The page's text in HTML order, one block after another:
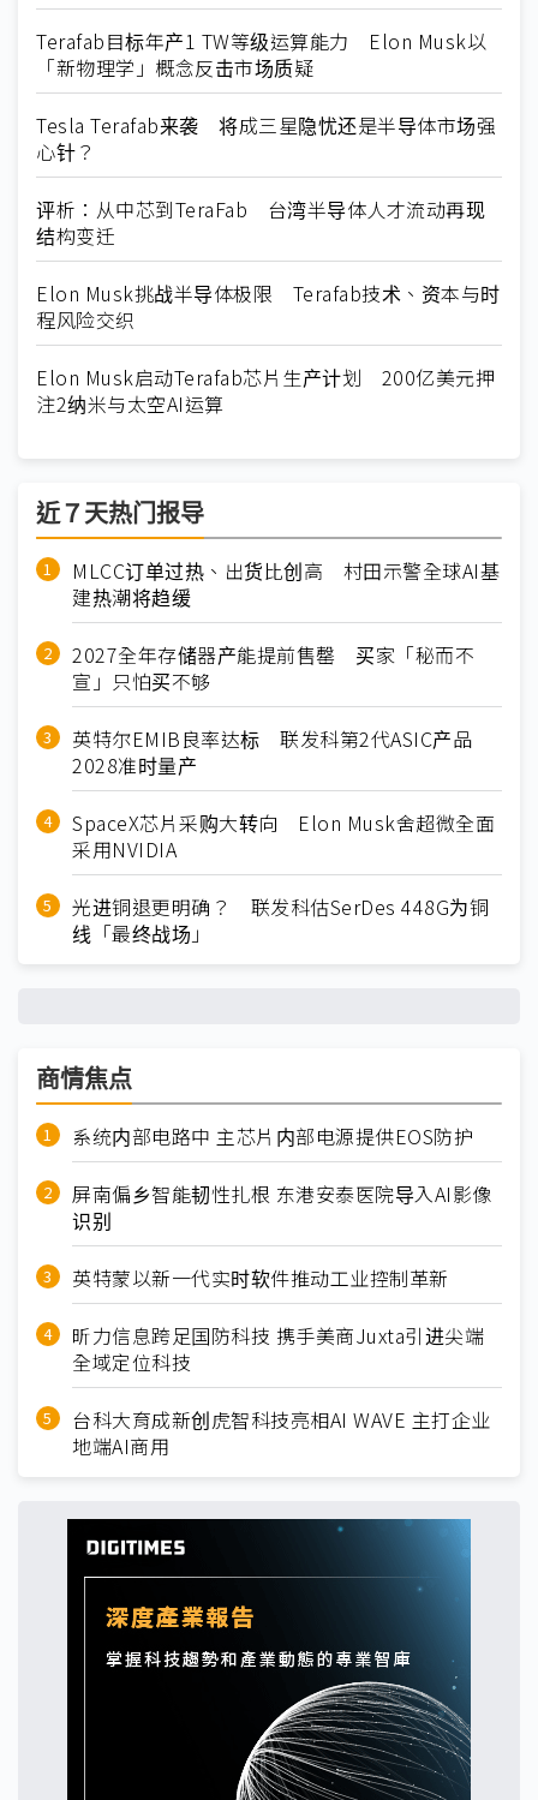
Terafab目标年产1 TW等级运算能力 Elon Musk以
「新物理学」概念反击市场质疑
Tesla Terafab来袭 将成三星隐忧还是半导体市场强
心针？
评析：从中芯到TeraFab 台湾半导体人才流动再现
结构变迁
Elon Musk挑战半导体极限 Terafab技术、资本与时
程风险交织
Elon Musk启动Terafab芯片生产计划 200亿美元押
注2纳米与太空AI运算
近７天热门报导
MLCC订单过热、出货比创高 村田示警全球AI基
建热潮将趋缓
2027全年存储器产能提前售罄 买家「秘而不
宣」只怕买不够
英特尔EMIB良率达标 联发科第2代ASIC产品
2028准时量产
SpaceX芯片采购大转向 Elon Musk舍超微全面
采用NVIDIA
光进铜退更明确？ 联发科估SerDes 448G为铜
线「最终战场」
商情焦点
系统内部电路中 主芯片内部电源提供EOS防护
屏南偏乡智能韧性扎根 东港安泰医院导入AI影像
识别
英特蒙以新一代实时软件推动工业控制革新
昕力信息跨足国防科技 携手美商Juxta引进尖端
全域定位科技
台科大育成新创虎智科技亮相AI WAVE 主打企业
地端AI商用